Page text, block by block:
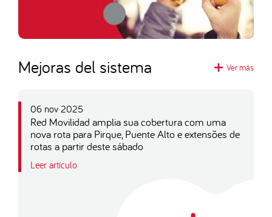
Mejoras del sistema Ver más
06 nov 2025
Red Movilidad amplia sua cobertura com uma
nova rota para Pirque, Puente Alto e extensões de
rotas a partir deste sábado
Leer artículo